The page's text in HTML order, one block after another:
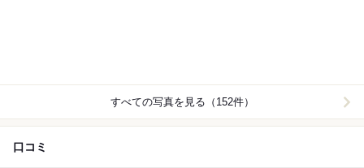
すべての写真を見る（152件）
口コミ